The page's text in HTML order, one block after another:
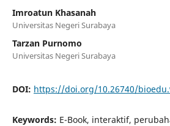
Imroatun Khasanah
Universitas Negeri Surabaya
Tarzan Purnomo
Universitas Negeri Surabaya
DOI: https://doi.org/10.26740/
Keywords: E-Book, interaktif,